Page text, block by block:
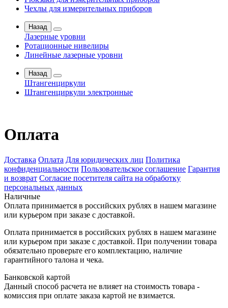
Чехлы для измерительных приборов
Назад
Лазерные уровни
Ротационные нивелиры
Линейные лазерные уровни
Назад
Штангенциркули
Штангенциркули электронные
Оплата
Доставка Оплата Для юридических лиц Политика
конфиденциальности Пользовательское соглашение Гарантия
и возврат Согласие посетителя сайта на обработку
персональных данных
Наличные
Оплата принимается в российских рублях в нашем магазине
или курьером при заказе с доставкой.
Оплата принимается в российских рублях в нашем магазине
или курьером при заказе с доставкой. При получении товара
обязательно проверьте его комплектацию, наличие
гарантийного талона и чека.
Банковской картой
Данный способ расчета не влияет на стоимость товара -
комиссия при оплате заказа картой не взимается.